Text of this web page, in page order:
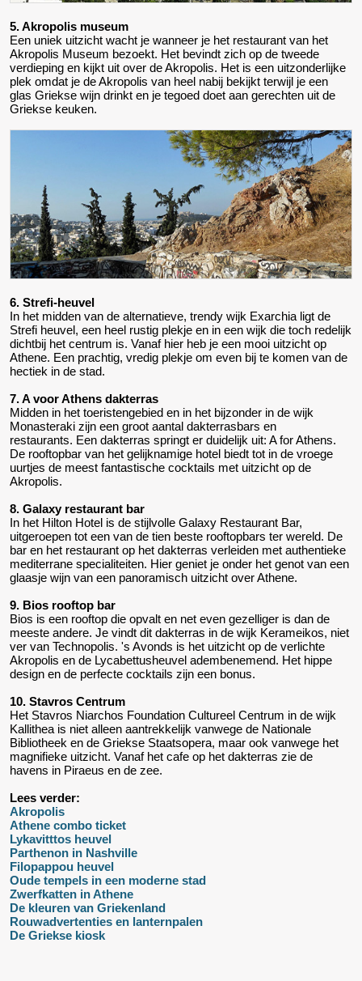
5. Akropolis museum
Een uniek uitzicht wacht je wanneer je het restaurant van het
Akropolis Museum bezoekt. Het bevindt zich op de tweede
verdieping en kijkt uit over de Akropolis. Het is een uitzonderlijke
plek omdat je de Akropolis van heel nabij bekijkt terwijl je een
glas Griekse wijn drinkt en je tegoed doet aan gerechten uit de
Griekse keuken.
6. Strefi-heuvel
In het midden van de alternatieve, trendy wijk Exarchia ligt de
Strefi heuvel, een heel rustig plekje en in een wijk die toch redelijk
dichtbij het centrum is. Vanaf hier heb je een mooi uitzicht op
Athene. Een prachtig, vredig plekje om even bij te komen van de
hectiek in de stad.
7. A voor Athens dakterras
Midden in het toeristengebied en in het bijzonder in de wijk
Monasteraki zijn een groot aantal dakterrasbars en
restaurants. Een dakterras springt er duidelijk uit: A for Athens.
De rooftopbar van het gelijknamige hotel biedt tot in de vroege
uurtjes de meest fantastische cocktails met uitzicht op de
Akropolis.
8. Galaxy restaurant bar
In het Hilton Hotel is de stijlvolle Galaxy Restaurant Bar,
uitgeroepen tot een van de tien beste rooftopbars ter wereld. De
bar en het restaurant op het dakterras verleiden met authentieke
mediterrane specialiteiten. Hier geniet je onder het genot van een
glaasje wijn van een panoramisch uitzicht over Athene.
9. Bios rooftop bar
Bios is een rooftop die opvalt en net even gezelliger is dan de
meeste andere. Je vindt dit dakterras in de wijk Kerameikos, niet
ver van Technopolis. 's Avonds is het uitzicht op de verlichte
Akropolis en de Lycabettusheuvel adembenemend. Het hippe
design en de perfecte cocktails zijn een bonus.
10. Stavros Centrum
Het Stavros Niarchos Foundation Cultureel Centrum in de wijk
Kallithea is niet alleen aantrekkelijk vanwege de Nationale
Bibliotheek en de Griekse Staatsopera, maar ook vanwege het
magnifieke uitzicht. Vanaf het cafe op het dakterras zie de
havens in Piraeus en de zee.
Lees verder:
Akropolis
Athene combo ticket
Lykavitttos heuvel
Parthenon in Nashville
Filopappou heuvel
Oude tempels in een moderne stad
Zwerfkatten in Athene
De kleuren van Griekenland
Rouwadvertenties en lanternpalen
De Griekse kiosk